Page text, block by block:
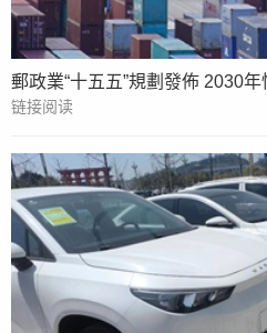
郵政業“十五五”規劃發佈 2030
链接阅读